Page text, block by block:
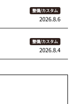
整備/カスタム
2026.8.6
整備/カスタム
2026.8.4